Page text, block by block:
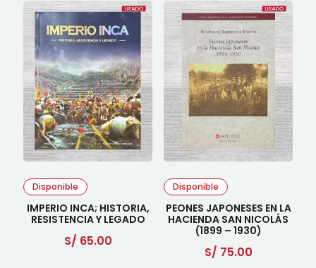
Disponible
IMPERIO INCA; HISTORIA,
RESISTENCIA Y LEGADO
S/ 65.00
Disponible
PEONES JAPONESES EN LA
HACIENDA SAN NICOLÁS
(1899 – 1930)
S/ 75.00